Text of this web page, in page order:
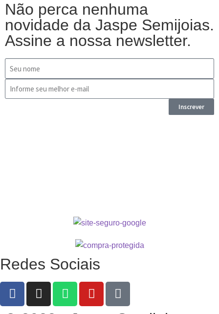
Não perca nenhuma
novidade da Jaspe Semijoias.
Assine a nossa newsletter.
Inscrever
Redes Sociais